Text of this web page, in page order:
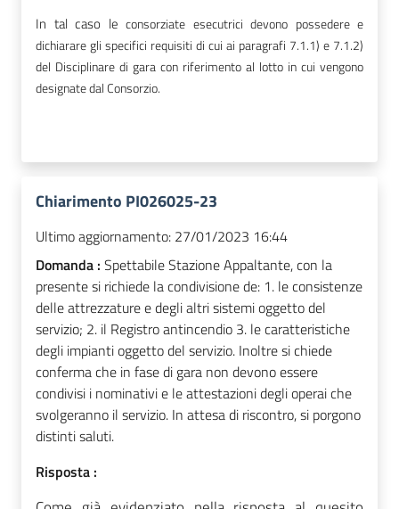
In tal caso le consorziate esecutrici devono possedere e
dichiarare gli specifici requisiti di cui ai paragrafi 7.1.1) e 7.1.2)
del Disciplinare di gara con riferimento al lotto in cui vengono
designate dal Consorzio.
Chiarimento PI026025-23
Ultimo aggiornamento: 27/01/2023 16:44
Domanda : Spettabile Stazione Appaltante, con la
presente si richiede la condivisione de: 1. le consistenze
delle attrezzature e degli altri sistemi oggetto del
servizio; 2. il Registro antincendio 3. le caratteristiche
degli impianti oggetto del servizio. Inoltre si chiede
conferma che in fase di gara non devono essere
condivisi i nominativi e le attestazioni degli operai che
svolgeranno il servizio. In attesa di riscontro, si porgono
distinti saluti.
Risposta :